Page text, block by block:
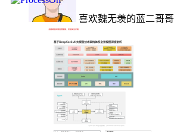
喜欢魏无羡的蓝二哥哥